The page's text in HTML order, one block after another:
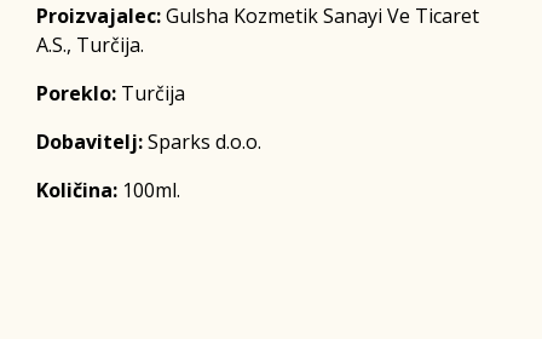
Proizvajalec:Gulsha Kozmetik Sanayi Ve Ticaret
A.S., Turčija.
Poreklo: Turčija
Dobavitelj:Sparks d.o.o.
Količina: 100ml.